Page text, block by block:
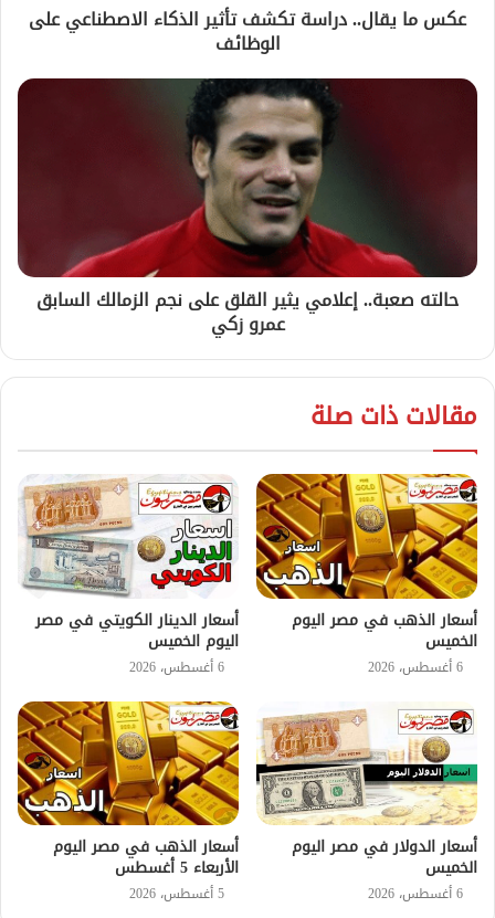
عكس ما يقال.. دراسة تكشف تأثير الذكاء الاصطناعي على
الوظائف
حالته صعبة.. إعلامي يثير القلق على نجم الزمالك السابق
عمرو زكي
مقالات ذات صلة
أسعار الذهب في مصر اليوم
الخميس
6 أغسطس، 2026
أسعار الدينار الكويتي في مصر
اليوم الخميس
6 أغسطس، 2026
أسعار الدولار في مصر اليوم
الخميس
6 أغسطس، 2026
أسعار الذهب في مصر اليوم
الأربعاء 5 أغسطس
5 أغسطس، 2026